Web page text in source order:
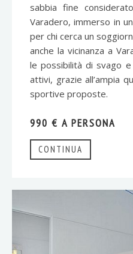
sabbia fine
Varadero, immerso in
per chi cerca un
anche la vicinanza a
le possibilità di svago
attivi, grazie all’ampia
sportive proposte.
990 € A PERSONA
CONTINUA